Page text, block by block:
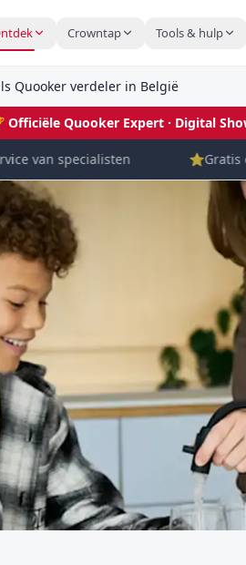
Crowntap Tools & hulp
Quooker verdeler in België
Officiële Quooker Expert · Digital
van specialisten Gratis